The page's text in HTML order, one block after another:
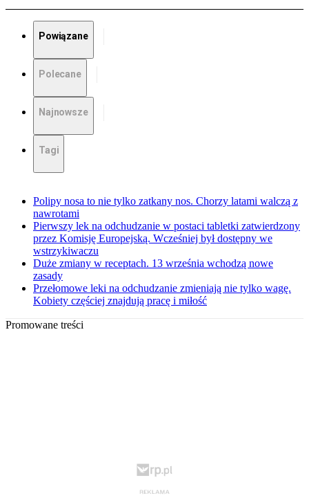
Powiązane
Polecane
Najnowsze
Tagi
Polipy nosa to nie tylko zatkany nos. Chorzy latami walczą z
nawrotami
Pierwszy lek na odchudzanie w postaci tabletki zatwierdzony
przez Komisję Europejską. Wcześniej był dostępny we
wstrzykiwaczu
Duże zmiany w receptach. 13 września wchodzą nowe
zasady
Przełomowe leki na odchudzanie zmieniają nie tylko wagę.
Kobiety częściej znajdują pracę i miłość
Promowane treści